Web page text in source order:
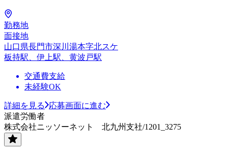
勤務地
面接地
山口県長門市深川湯本字北スケ
板持駅、伊上駅、黄波戸駅
交通費支給
未経験OK
詳細を見る
応募画面に進む
派遣労働者
株式会社ニッソーネット 北九州支社/1201_3275